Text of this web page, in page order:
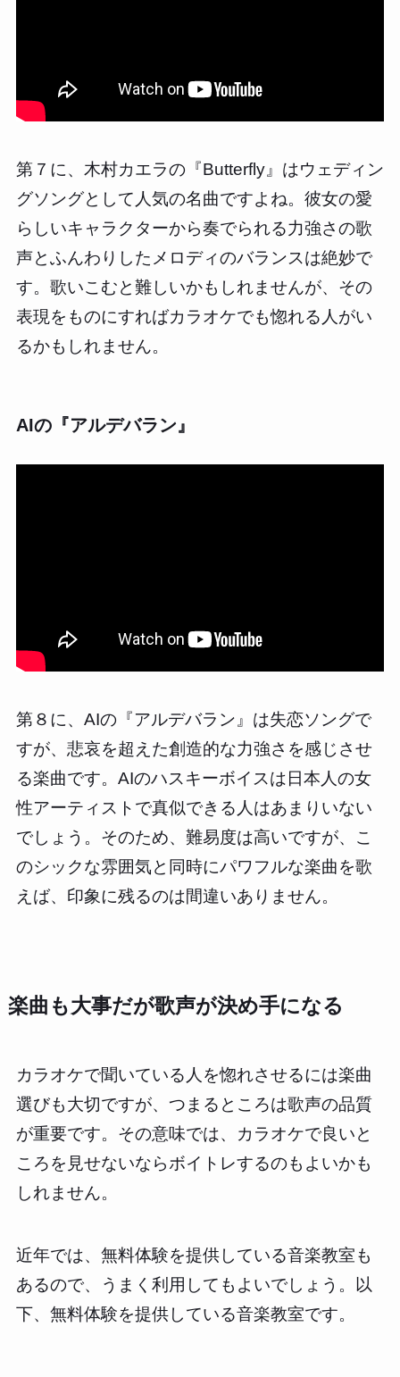
第７に、木村カエラの『Butterfly』はウェディン
グソングとして人気の名曲ですよね。彼女の愛
らしいキャラクターから奏でられる力強さの歌
声とふんわりしたメロディのバランスは絶妙で
す。歌いこむと難しいかもしれませんが、その
表現をものにすればカラオケでも惚れる人がい
るかもしれません。
AIの『アルデバラン』
第８に、AIの『アルデバラン』は失恋ソングで
すが、悲哀を超えた創造的な力強さを感じさせ
る楽曲です。AIのハスキーボイスは日本人の女
性アーティストで真似できる人はあまりいない
でしょう。そのため、難易度は高いですが、こ
のシックな雰囲気と同時にパワフルな楽曲を歌
えば、印象に残るのは間違いありません。
楽曲も大事だが歌声が決め手になる
カラオケで聞いている人を惚れさせるには楽曲
選びも大切ですが、つまるところは歌声の品質
が重要です。その意味では、カラオケで良いと
ころを見せないならボイトレするのもよいかも
しれません。
近年では、無料体験を提供している音楽教室も
あるので、うまく利用してもよいでしょう。以
下、無料体験を提供している音楽教室です。